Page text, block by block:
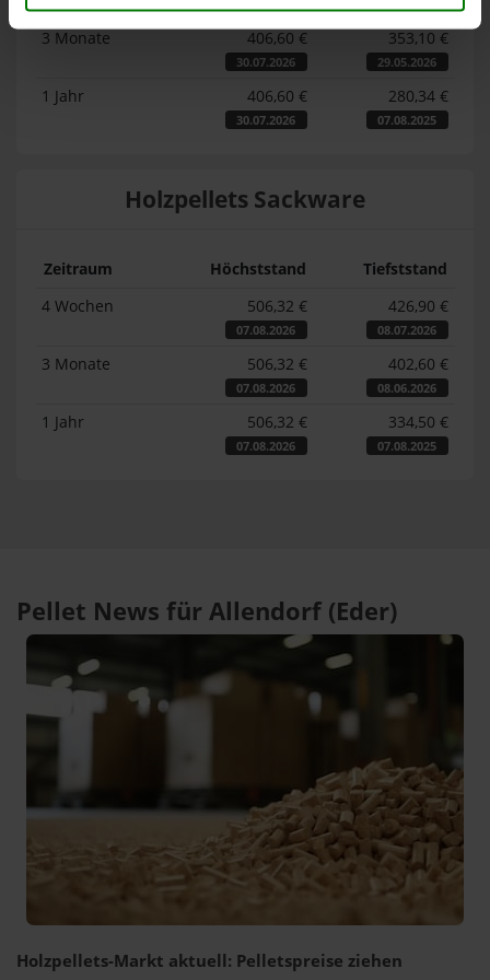
3 Monate 406,60 €
30.07.2026
353,10 €
29.05.2026
1 Jahr 406,60 €
30.07.2026
280,34 €
07.08.2025
Holzpellets Sackware
Zeitraum Höchststand
Tiefststand
4 Wochen
506,32 €
07.08.2026
426,90 €
08.07.2026
3 Monate 506,32 €
07.08.2026
402,60 €
08.06.2026
1 Jahr 506,32 €
07.08.2026
334,50 €
07.08.2025
Pellet News für Allendorf (Eder)
Holzpellets-Markt aktuell: Pelletspreise ziehen